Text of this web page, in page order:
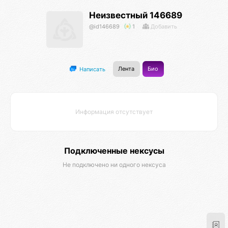
Неизвестный 146689
@id146689 1 Добавить
Написать Лента Био
Информация отсутствует
Подключенные нексусы
Не подключено ни одного нексуса